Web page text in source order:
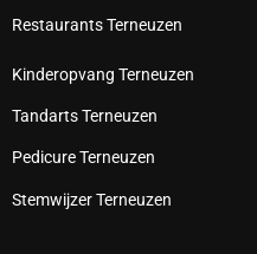
Restaurants Terneuzen
Kinderopvang Terneuzen
Tandarts Terneuzen
Pedicure Terneuzen
Stemwijzer Terneuzen